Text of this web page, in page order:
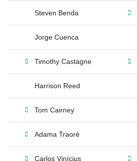
Steven Benda
Jorge Cuenca
Timothy Castagne
Harrison Reed
Tom Cairney
Adama Traoré
Carlos Vinícius